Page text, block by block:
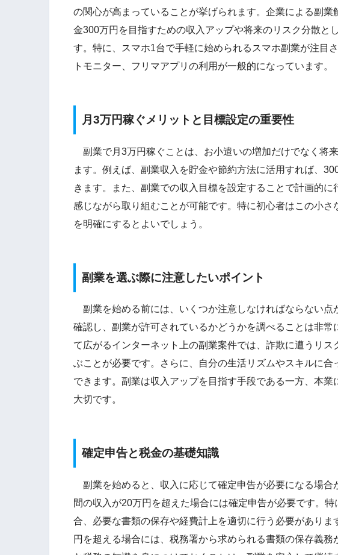
の関心が高まっていることが挙げられます。企業による副
金300万円を目指すための収入アップや将来のリスク分散と
す。特に、スマホ1台で手軽に始められるスマホ副業が注目
トモニター、フリマアプリの利用が一般的になっています。
月3万円稼ぐメリットと目標設定の重要性
副業で月3万円稼ぐことは、お小遣いの増加だけでなく将
ます。例えば、副業収入を貯金や節約方法に活用すれば、
きます。また、副業での収入目標を設定することで計画的
感じながら取り組むことが可能です。特に初心者はこの小さ
を明確にするとよいでしょう。
副業を選ぶ際に注意したいポイント
副業を始める前には、いくつか注意しなければならない点
確認し、副業が許可されているかどうかを調べることは非常
て広がるインターネット上の副業案件では、詐欺に遭うリ
ぶことが必要です。さらに、自分の生活リズムやスキルに
できます。副業は収入アップを目指す手段である一方、本
大切です。
確定申告と税金の基礎知識
副業を始めると、収入に応じて確定申告が必要になる場合
間の収入が20万円を超えた場合には確定申告が必要です。
合、必要な書類の保存や経費計上を適切に行う必要があり
円を超える場合には、税務署から求められる書類の保存義務